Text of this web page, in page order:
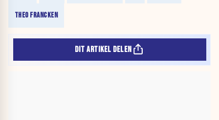
THEO FRANCKEN
DIT ARTIKEL DELEN